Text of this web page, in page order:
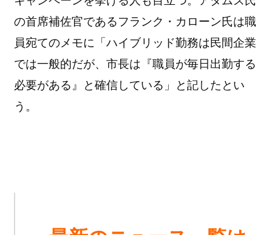
の首席補佐官であるフランク・カローン氏は職
員宛てのメモに「ハイブリッド勤務は民間企業
では一般的だが、市長は『職員が毎日出勤する
必要がある』と確信している」と記したとい
う。